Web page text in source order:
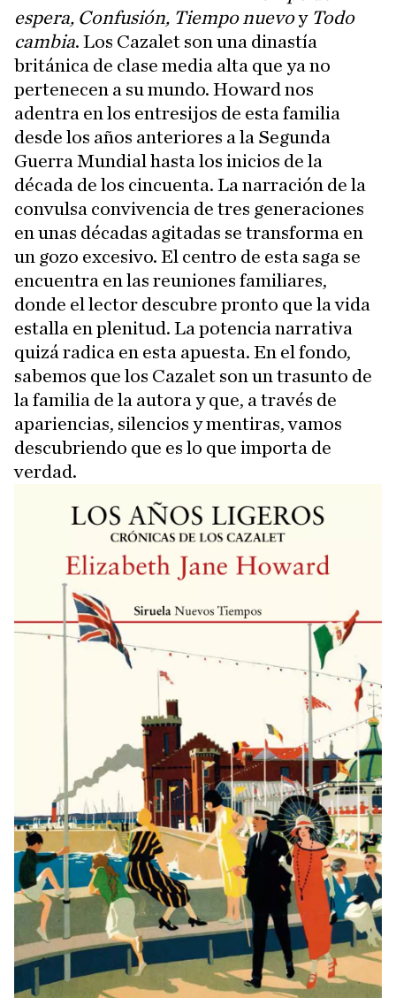
espera, Confusión, Tiempo nuevoyTodo
cambia. Los Cazalet son una dinastía
británica de clase media alta que ya no
pertenecen a su mundo. Howard nos
adentra en los entresijos de esta familia
desde los años anteriores a la Segunda
Guerra Mundial hasta los inicios de la
década de los cincuenta. La narración de la
convulsa convivencia de tres generaciones
en unas décadas agitadas se transforma en
un gozo excesivo. El centro de esta saga se
encuentra en las reuniones familiares,
donde el lector descubre pronto que la vida
estalla en plenitud. La potencia narrativa
quizá radica en esta apuesta. En el fondo,
sabemos que los Cazalet son un trasunto de
la familia de la autora y que, a través de
apariencias, silencios y mentiras, vamos
descubriendo que es lo que importa de
verdad.